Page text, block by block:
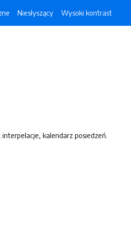
Niesłyszący Wysoki kontrast
kalendarz posiedzeń.